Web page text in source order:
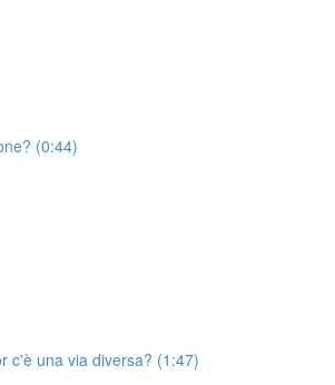
(0:44)
c'è una via diversa? (1:47)